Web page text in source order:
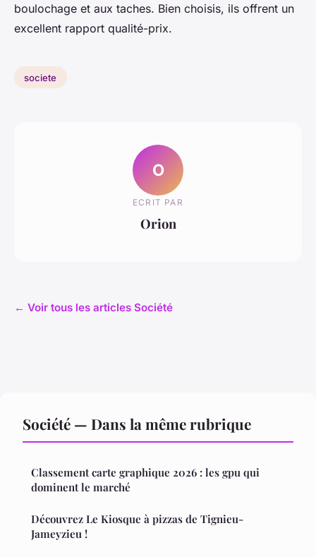
boulochage et aux taches. Bien choisis, ils offrent un
excellent rapport qualité-prix.
societe
O
ECRIT PAR
Orion
← Voir tous les articles Société
Société — Dans la même rubrique
Classement carte graphique 2026 : les gpu qui
dominent le marché
Découvrez Le Kiosque à pizzas de Tignieu-
Jameyzieu !